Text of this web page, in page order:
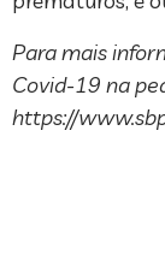
Para mais
Covid-19 na
https://